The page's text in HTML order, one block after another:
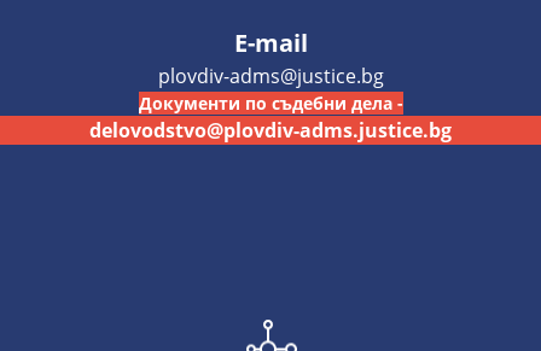
E-mail
plovdiv-adms@justice.bg
Документи по съдебни дела -
delovodstvo@plovdiv-adms.justice.bg